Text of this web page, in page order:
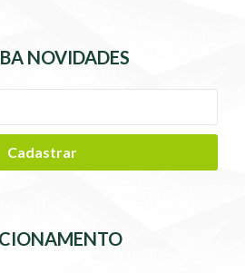
NOVIDADES
Cadastrar